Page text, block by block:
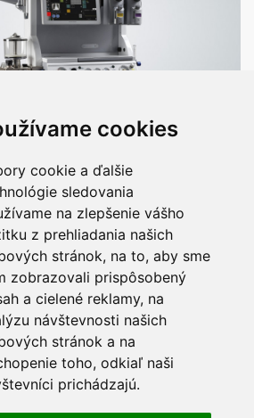
cookies
cookie a ďalšie
sledovania
na zlepšenie vášho
z prehliadania našich
stránok, na to, aby sme
zobrazovali prispôsobený
a cielené reklamy, na
návštevnosti našich
stránok a na
toho, odkiaľ naši
prichádzajú.
VENAR OMEGA
Главная
об использовании веб-сайта